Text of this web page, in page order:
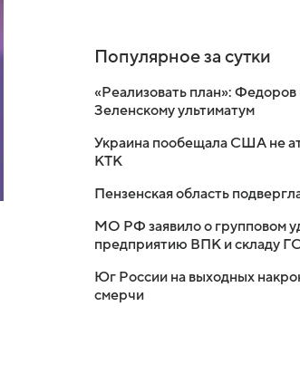
Популярное за сутки
«Реализовать план»: Федоров
Зеленскому ультиматум
Украина пообещала США не
КТК
Пензенская область
МО РФ заявило о групповом
предприятию ВПК и складу
Юг России на выходных
смерчи